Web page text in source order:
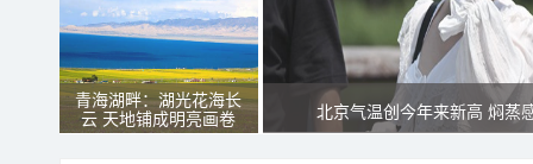
青海湖畔：湖光花海长
云 天地铺成明亮画卷
北京气温创今年来新高 焖蒸